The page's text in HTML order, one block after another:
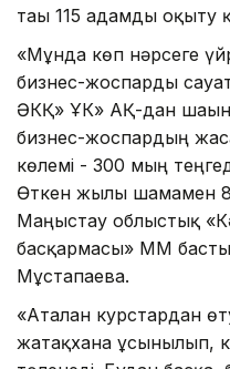
тағы 115 адамды оқыту
«Мұнда көп нәрсеге
бизнес-жоспарды
ӘКҚ» ҰК» АҚ-дан шағын
бизнес-жоспардың
көлемі - 300 мың
Өткен жылы шамамен
Маңғыстау облыстық
басқармасы» ММ
Мұстапаева.
«Аталған курстардан
жатақхана ұсынылып,